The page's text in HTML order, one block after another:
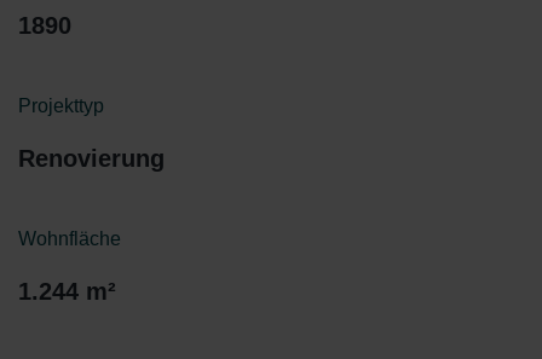
1890
Projekttyp
Renovierung
Wohnfläche
1.244 m²